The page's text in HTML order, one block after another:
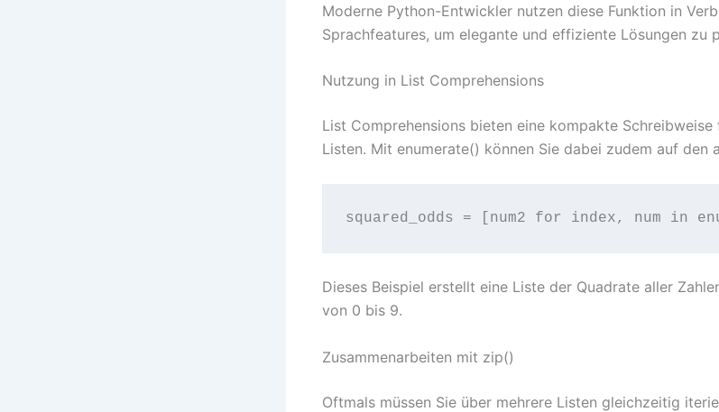
Moderne Python-Entwickler nutzen diese Funktion in
Sprachfeatures, um elegante und effiziente Lösungen zu
Nutzung in List Comprehensions
List Comprehensions bieten eine kompakte
Listen. Mit enumerate() können Sie dabei zudem auf den
Dieses Beispiel erstellt eine Liste der Quadrate aller
von 0 bis 9.
Zusammenarbeiten mit zip()
Oftmals müssen Sie über mehrere Listen gleichzeitig